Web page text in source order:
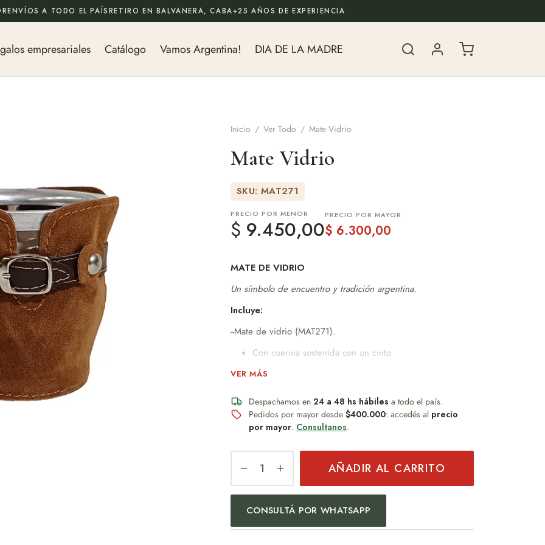
empresariales Catálogo Vamos Argentina! DIA DE LA MADRE
Inicio / Ver Todo / Mate Vidrio
Mate Vidrio
SKU: MAT271
PRECIO POR MENOR
$ 9.450,00
PRECIO POR MAYOR
$ 6.300,00
MATE DE VIDRIO
Un símbolo de encuentro y tradición argentina.
Incluye:
--Mate de vidrio (MAT271).
Con cuerina sostenida con un cinto
Con base antideslizante.
Moderno, resistente y fácil de limpiar.
No absorbe sabor ni humedad.
Perfecto para uso diario.
Diseño práctico y duradero.
Ideal para quienes buscan funcionalidad sin
mantenimiento.
PESO:150GR APROX
VER MÁS
Despachamos en 24 a 48 hs hábiles a todo el país.
Pedidos por mayor desde $400.000: accedés al precio
por mayor. Consultanos.
AÑADIR AL CARRITO
CONSULTÁ POR WHATSAPP
ENVÍOS A TODO EL PAÍSRETIRO EN BALVANERA, CABA+25 AÑOS DE EXPERIENCIA